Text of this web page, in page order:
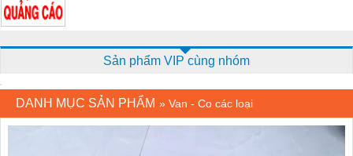
Sản phẩm VIP cùng nhóm
DANH MỤC SẢN PHẨM » Van - Co các loại